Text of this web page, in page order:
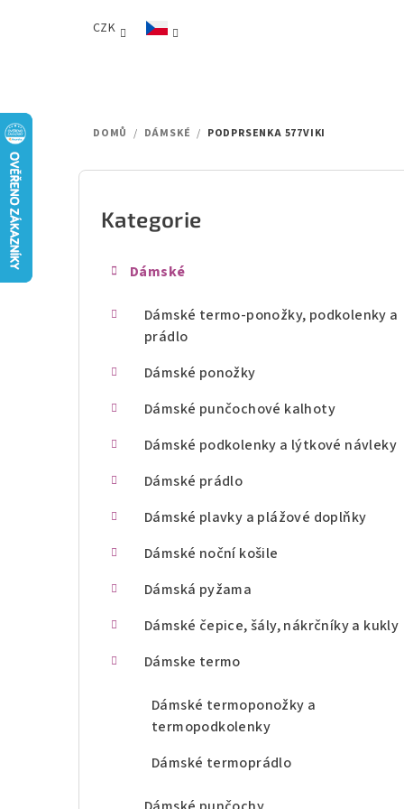
CZK
DOMŮ / DÁMSKÉ / PODPRSENKA 577VIKI
Přeskočit
kategorie
Kategorie
Dámské
Dámské termo-ponožky, podkolenky a
prádlo
Dámské ponožky
Dámské punčochové kalhoty
Dámské podkolenky a lýtkové návleky
Dámské prádlo
Dámské plavky a plážové doplňky
Dámské noční košile
Dámská pyžama
Dámské čepice, šály, nákrčníky a kukly
Dámske termo
Dámské termoponožky a
termopodkolenky
Dámské termoprádlo